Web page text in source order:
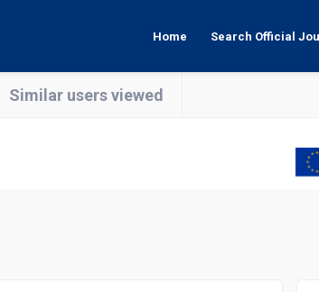
Home Search Official
Similar users viewed